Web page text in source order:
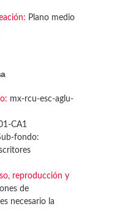
Plano medio
mx-rcu-esc-aglu-
CA1
fondo:
reproducción y
de
necesario la